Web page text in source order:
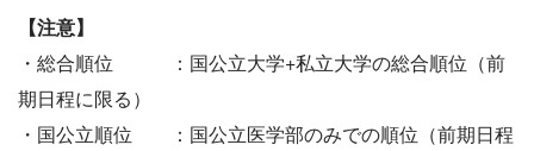
【注意】
・総合順位 ：国公立大学+私立大学の総合順位（前
期日程に限る）
・国公立順位 ：国公立医学部のみでの順位（前期日程